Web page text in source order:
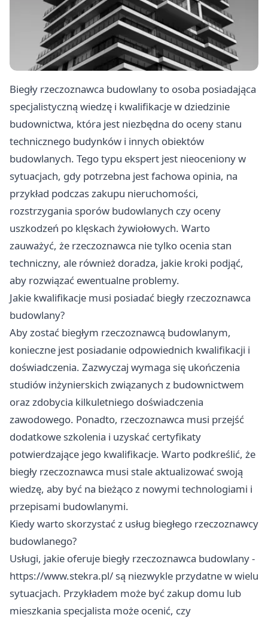
Biegły rzeczoznawca budowlany to osoba posiadająca
specjalistyczną wiedzę i kwalifikacje w dziedzinie
budownictwa, która jest niezbędna do oceny stanu
technicznego budynków i innych obiektów
budowlanych. Tego typu ekspert jest nieoceniony w
sytuacjach, gdy potrzebna jest fachowa opinia, na
przykład podczas zakupu nieruchomości,
rozstrzygania sporów budowlanych czy oceny
uszkodzeń po klęskach żywiołowych. Warto
zauważyć, że rzeczoznawca nie tylko ocenia stan
techniczny, ale również doradza, jakie kroki podjąć,
aby rozwiązać ewentualne problemy.
Jakie kwalifikacje musi posiadać biegły rzeczoznawca
budowlany?
Aby zostać biegłym rzeczoznawcą budowlanym,
konieczne jest posiadanie odpowiednich kwalifikacji i
doświadczenia. Zazwyczaj wymaga się ukończenia
studiów inżynierskich związanych z budownictwem
oraz zdobycia kilkuletniego doświadczenia
zawodowego. Ponadto, rzeczoznawca musi przejść
dodatkowe szkolenia i uzyskać certyfikaty
potwierdzające jego kwalifikacje. Warto podkreślić, że
biegły rzeczoznawca musi stale aktualizować swoją
wiedzę, aby być na bieżąco z nowymi technologiami i
przepisami budowlanymi.
Kiedy warto skorzystać z usług biegłego rzeczoznawcy
budowlanego?
Usługi, jakie oferuje biegły rzeczoznawca budowlany -
https://www.stekra.pl/ są niezwykle przydatne w wielu
sytuacjach. Przykładem może być zakup domu lub
mieszkania specjalista może ocenić, czy